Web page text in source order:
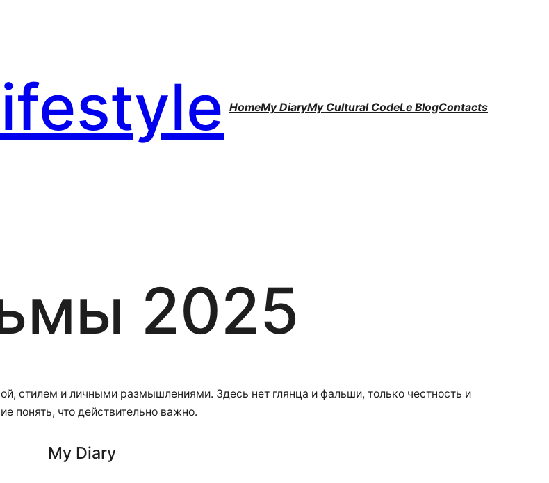
HomeMy DiaryMy Cultural CodeLe BlogContacts
2025
стилем и личными размышлениями. Здесь нет глянца и фальши, только честность и
понять, что действительно важно.
My Diary